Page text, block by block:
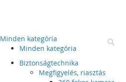
Minden kategória
Minden kategória
Biztonságtechnika
Megfigyelés, riasztás